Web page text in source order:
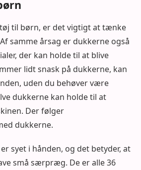
til børn, er det vigtigt at tænke
samme årsag er dukkerne også
der kan holde til at blive
lidt snask på dukkerne, kan
uden du behøver være
dukkerne kan holde til at
Der følger
dukkerne.
syet i hånden, og det betyder, at
små særpræg. De er alle 36